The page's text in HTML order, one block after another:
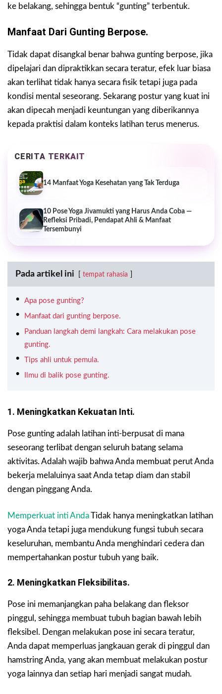
ke belakang, sehingga bentuk “gunting” terbentuk.
Manfaat Dari Gunting Berpose.
Tidak dapat disangkal benar bahwa gunting berpose, jika
dipelajari dan dipraktikkan secara teratur, efek luar biasa
akan terlihat tidak hanya secara fisik tetapi juga pada
kondisi mental seseorang. Sekarang postur yang kuat ini
akan dipecah menjadi keuntungan yang diberikannya
kepada praktisi dalam konteks latihan terus menerus.
CERITA TERKAIT
14 Manfaat Yoga Kesehatan yang Tak Terduga
10 Pose Yoga Jivamukti yang Harus Anda Coba —
Refleksi Pribadi, Pendapat Ahli & Manfaat
Tersembunyi
Pada artikel ini tempat rahasia
Apa pose gunting?
Manfaat dari gunting berpose.
Panduan langkah demi langkah: Cara melakukan pose
gunting.
Tips ahli untuk pemula.
Ilmu di balik pose gunting.
1. Meningkatkan Kekuatan Inti.
Pose gunting adalah latihan inti-berpusat di mana
seseorang terlibat dengan seluruh batang selama
aktivitas. Adalah wajib bahwa Anda membuat perut Anda
bekerja melaluinya saat Anda tetap diam dan stabil
dengan pinggang Anda.
Memperkuat inti AndaTidak hanya meningkatkan latihan
yoga Anda tetapi juga mendukung fungsi tubuh secara
keseluruhan, membantu Anda menghindari cedera dan
mempertahankan postur tubuh yang baik.
2. Meningkatkan Fleksibilitas.
Pose ini memanjangkan paha belakang dan fleksor
pinggul, sehingga membuat tubuh bagian bawah lebih
fleksibel. Dengan melakukan pose ini secara teratur,
Anda dapat memperluas jangkauan gerak di pinggul dan
hamstring Anda, yang akan membuat melakukan postur
yoga lainnya dan setiap hari menjadi sangat mudah.